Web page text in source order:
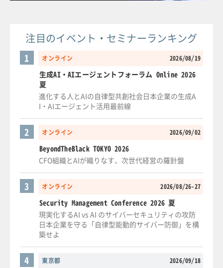
注目のイベント・セミナーランキング
オンライン 2026/08/19
1
生成AI・AIエージェントフォーラム Online 2026
夏
進化する人とAIの自律型共創社会日本企業の生成A
I・AIエージェント活用最前線
オンライン 2026/09/02
2
BeyondTheBlack TOKYO 2026
CFO組織とAIが織りなす、次世代経営の羅針盤
オンライン 2026/08/26-27
3
Security Management Conference 2026 夏
現実化するAI vs AI のサイバーセキュリティの攻防
日本企業を守る「自律型能動的サイバー防御」を構
築せよ
東京都 2026/09/18
4